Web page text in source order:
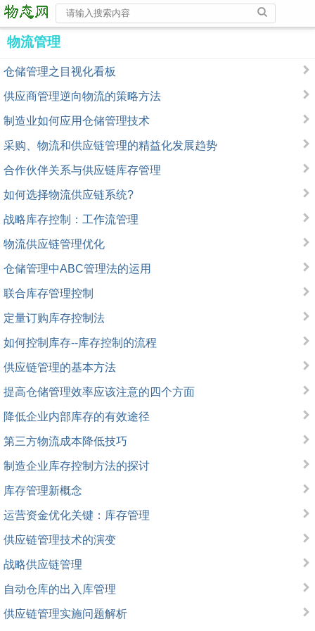
物流管理
仓储管理之目视化看板
供应商管理逆向物流的策略方法
制造业如何应用仓储管理技术
采购、物流和供应链管理的精益化发展趋势
合作伙伴关系与供应链库存管理
如何选择物流供应链系统?
战略库存控制：工作流管理
物流供应链管理优化
仓储管理中ABC管理法的运用
联合库存管理控制
定量订购库存控制法
如何控制库存--库存控制的流程
供应链管理的基本方法
提高仓储管理效率应该注意的四个方面
降低企业内部库存的有效途径
第三方物流成本降低技巧
制造企业库存控制方法的探讨
库存管理新概念
运营资金优化关键：库存管理
供应链管理技术的演变
战略供应链管理
自动仓库的出入库管理
供应链管理实施问题解析